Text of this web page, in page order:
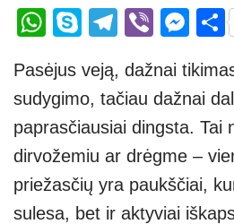
W
at
s
A
p
p
S
p
e
T
e
gr
a
m
Vi
er
M
ss
e
n
g
er
S
Pasėjus veją, dažnai
sudygimo, tačiau dažnai
paprasčiausiai dingsta. Tai
dirvožemiu ar drėgme –
priežasčių yra paukščiai,
sulesa, bet ir aktyviai